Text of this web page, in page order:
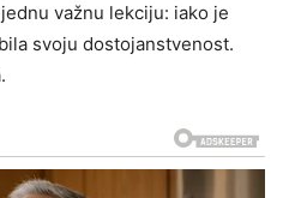
važnu lekciju: iako je
svoju dostojanstvenost.